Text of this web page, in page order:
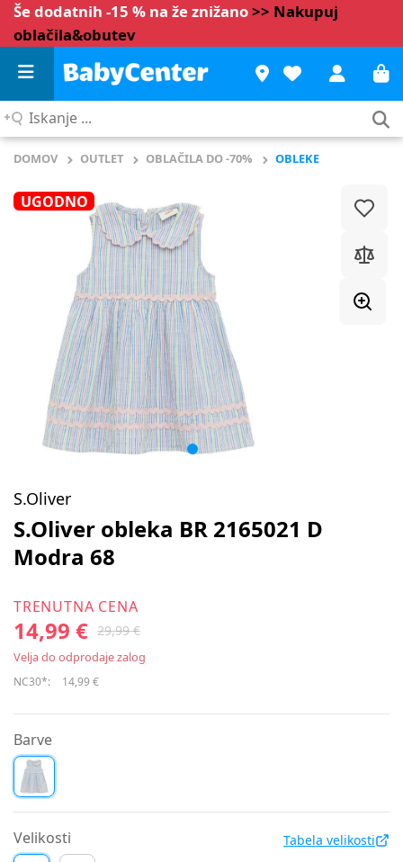
Še dodatnih -15 % na že znižano>> Nakupuj
oblačila&obutev
Iskanje
DOMOV OUTLET OBLAČILA DO -70% OBLEKE
UGODNO
S.Oliver
S.Oliver obleka BR 2165021 D
Modra 68
TRENUTNA CENA
14,99 € 29,99 €
Velja do odprodaje zalog
NC30*: 14,99 €
Barve
Velikosti Tabela velikosti